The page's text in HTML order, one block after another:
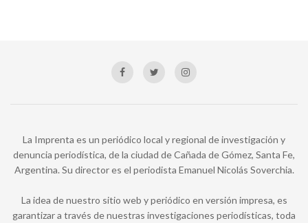
La Imprenta es un periódico local y regional de investigación y
denuncia periodística, de la ciudad de Cañada de Gómez, Santa Fe,
Argentina. Su director es el periodista Emanuel Nicolás Soverchia.
La idea de nuestro sitio web y periódico en versión impresa, es
garantizar a través de nuestras investigaciones periodísticas, toda